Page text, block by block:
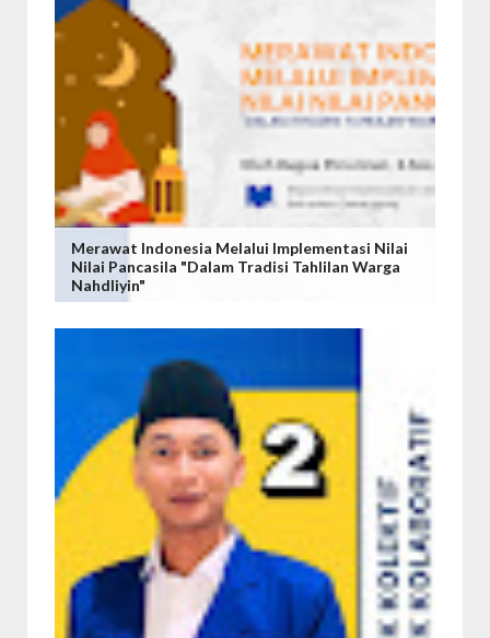
Merawat Indonesia Melalui Implementasi Nilai
Nilai Pancasila "Dalam Tradisi Tahlilan Warga
Nahdliyin"